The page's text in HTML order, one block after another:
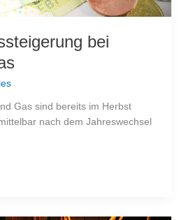
bei
Gas sind bereits im Herbst
nach dem Jahreswechsel